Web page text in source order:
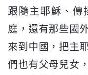
跟隨主耶穌、傳
庭，還有那些國
來到中國，把主
們也有父母兒女